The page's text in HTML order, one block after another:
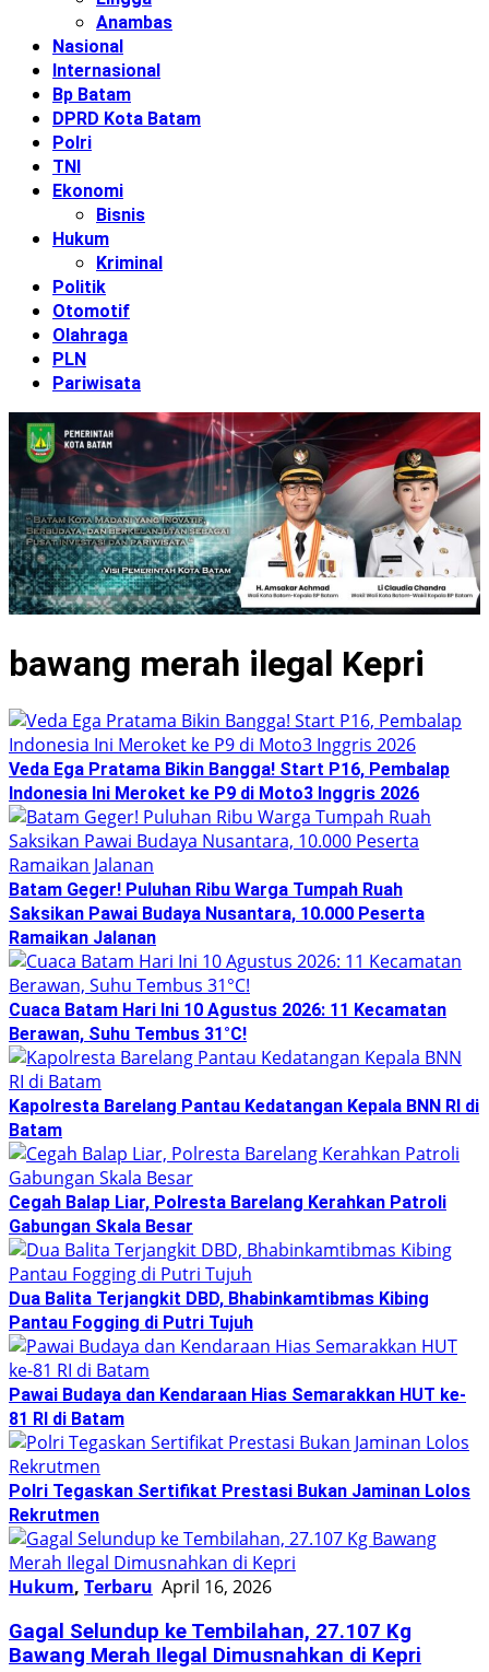
Anambas
Nasional
Internasional
Bp Batam
DPRD Kota Batam
Polri
TNI
Ekonomi
Bisnis
Hukum
Kriminal
Politik
Otomotif
Olahraga
PLN
Pariwisata
bawang merah ilegal Kepri
Veda Ega Pratama Bikin Bangga! Start P16, Pembalap
Indonesia Ini Meroket ke P9 di Moto3 Inggris 2026
Batam Geger! Puluhan Ribu Warga Tumpah Ruah
Saksikan Pawai Budaya Nusantara, 10.000 Peserta
Ramaikan Jalanan
Cuaca Batam Hari Ini 10 Agustus 2026: 11 Kecamatan
Berawan, Suhu Tembus 31°C!
Kapolresta Barelang Pantau Kedatangan Kepala BNN RI di
Batam
Cegah Balap Liar, Polresta Barelang Kerahkan Patroli
Gabungan Skala Besar
Dua Balita Terjangkit DBD, Bhabinkamtibmas Kibing
Pantau Fogging di Putri Tujuh
Pawai Budaya dan Kendaraan Hias Semarakkan HUT ke-
81 RI di Batam
Polri Tegaskan Sertifikat Prestasi Bukan Jaminan Lolos
Rekrutmen
Hukum, Terbaru April 16, 2026
Gagal Selundup ke Tembilahan, 27.107 Kg
Bawang Merah Ilegal Dimusnahkan di Kepri